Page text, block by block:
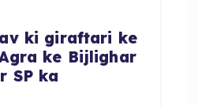
ki giraftari ke
ke Bijlighar
SP ka